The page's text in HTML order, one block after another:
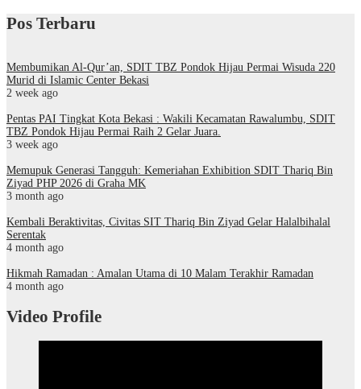
Pos Terbaru
Membumikan Al-Qur’an, SDIT TBZ Pondok Hijau Permai Wisuda 220
Murid di Islamic Center Bekasi
2 week ago
Pentas PAI Tingkat Kota Bekasi : Wakili Kecamatan Rawalumbu, SDIT
TBZ Pondok Hijau Permai Raih 2 Gelar Juara.
3 week ago
Memupuk Generasi Tangguh: Kemeriahan Exhibition SDIT Thariq Bin
Ziyad PHP 2026 di Graha MK
3 month ago
Kembali Beraktivitas, Civitas SIT Thariq Bin Ziyad Gelar Halalbihalal
Serentak
4 month ago
Hikmah Ramadan : Amalan Utama di 10 Malam Terakhir Ramadan
4 month ago
Video Profile